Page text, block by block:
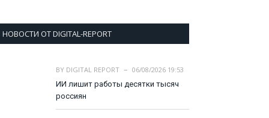
НОВОСТИ ОТ DIGITAL-REPORT
BY DIGITAL REPORT
06/08/2026 19:53
ИИ лишит работы десятки тысяч
россиян